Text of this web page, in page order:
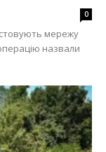
0
мережу
назвали